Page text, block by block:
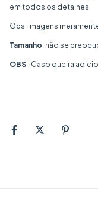
em todos os detalhes.
Obs: Imagens
Tamanho: não se
OBS .: Caso queira